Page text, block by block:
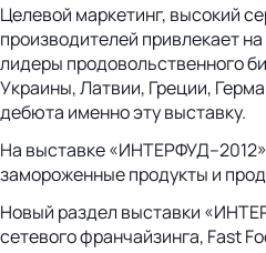
Целевой маркетинг, высокий
производителей привлекает
лидеры продовольственного
Украины, Латвии, Греции,
дебюта именно эту выставку.
На выставке
замороженные продукты и
Новый раздел выставки
сетевого франчайзинга, Fast